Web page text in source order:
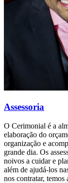
Assessoria
O Cerimonial é a
elaboração do
organização e
grande dia. Os
noivos a cuidar e
além de ajudá-los
nos contratar, temos